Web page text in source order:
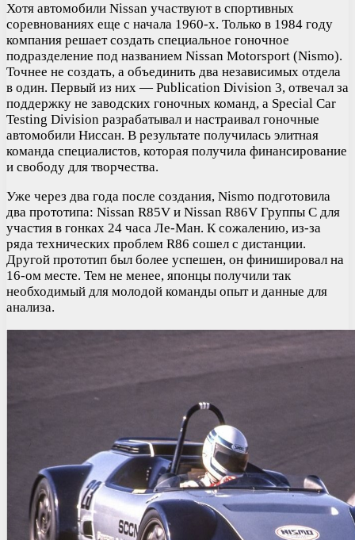
Хотя автомобили Nissan участвуют в спортивных
соревнованиях еще с начала 1960-х. Только в 1984 году
компания решает создать специальное гоночное
подразделение под названием Nissan Motorsport (Nismo).
Точнее не создать, а объединить два независимых отдела
в один. Первый из них — Publication Division 3, отвечал за
поддержку не заводских гоночных команд, а Special Car
Testing Division разрабатывал и настраивал гоночные
автомобили Ниссан. В результате получилась элитная
команда специалистов, которая получила финансирование
и свободу для творчества.
Уже через два года после создания, Nismo подготовила
два прототипа: Nissan R85V и Nissan R86V Группы С для
участия в гонках 24 часа Ле-Ман. К сожалению, из-за
ряда технических проблем R86 сошел с дистанции.
Другой прототип был более успешен, он финишировал на
16-ом месте. Тем не менее, японцы получили так
необходимый для молодой команды опыт и данные для
анализа.